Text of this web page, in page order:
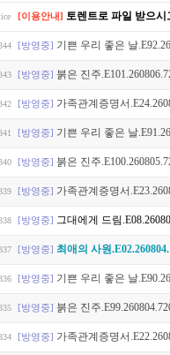
[이용안내] 토렌트로 파일 받으
[방영중] 기쁜 우리 좋은 날
[방영중] 붉은 진주
[방영중] 가족관계증명서
[방영중] 기쁜 우리 좋은 날
[방영중] 붉은 진주
[방영중] 가족관계증명서
[방영중] 그대에게 드림
[방영중] 최애의 사원
[방영중] 기쁜 우리 좋은 날
[방영중] 붉은 진주
[방영중] 가족관계증명서